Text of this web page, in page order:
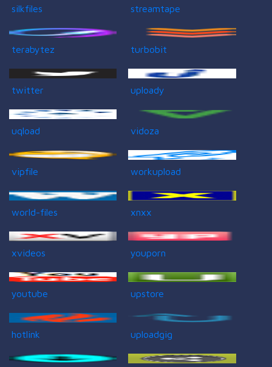
silkfiles streamtape
terabytez turbobit
twitter uploady
uqload vidoza
vipfile workupload
world-files xnxx
xvideos youporn
youtube upstore
hotlink uploadgig